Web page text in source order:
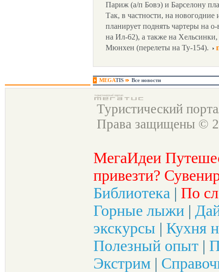
Париж (а/п Бовэ) и Барселону
Так, в частности, на
планирует поднять чартеры на о-
на Ил-62), а также на
Мюнхен (перелеты на Ту-154).
MEGATIS Все новости
Туристический
Права защищены ©
МегаИдеи
привезти?
Библиотека | По
Горные лыжи |
экскурсы | Кухня
Полезный опыт |
Экстрим |